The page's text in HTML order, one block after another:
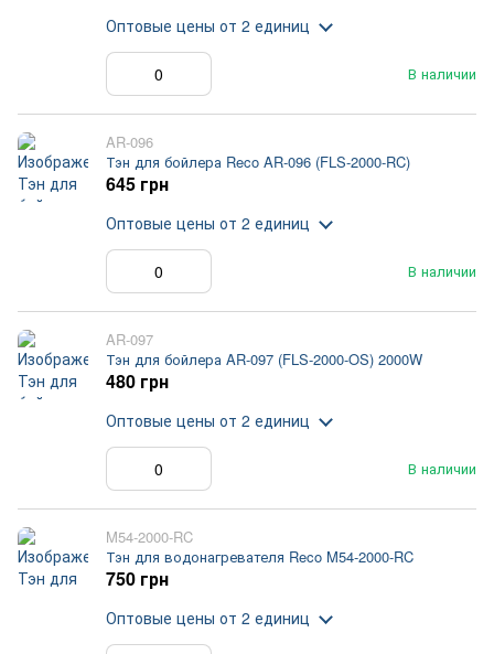
В наличии
Оптовые цены от 2 единиц
AR-096
Тэн для бойлера Reco AR-096 (FLS-2000-RC)
В наличии
645 грн
Оптовые цены от 2 единиц
AR-097
Тэн для бойлера AR-097 (FLS-2000-OS) 2000W
В наличии
480 грн
Оптовые цены от 2 единиц
M54-2000-RC
Тэн для водонагревателя Reco M54-2000-RC
750 грн
Оптовые цены от 2 единиц